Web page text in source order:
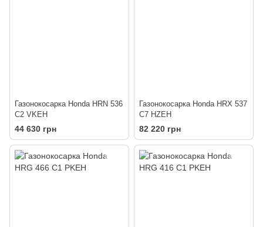
Газонокосарка Honda HRN 536
C2 VKEH
44 630 грн
Газонокосарка Honda HRX 537
C7 HZEH
82 220 грн